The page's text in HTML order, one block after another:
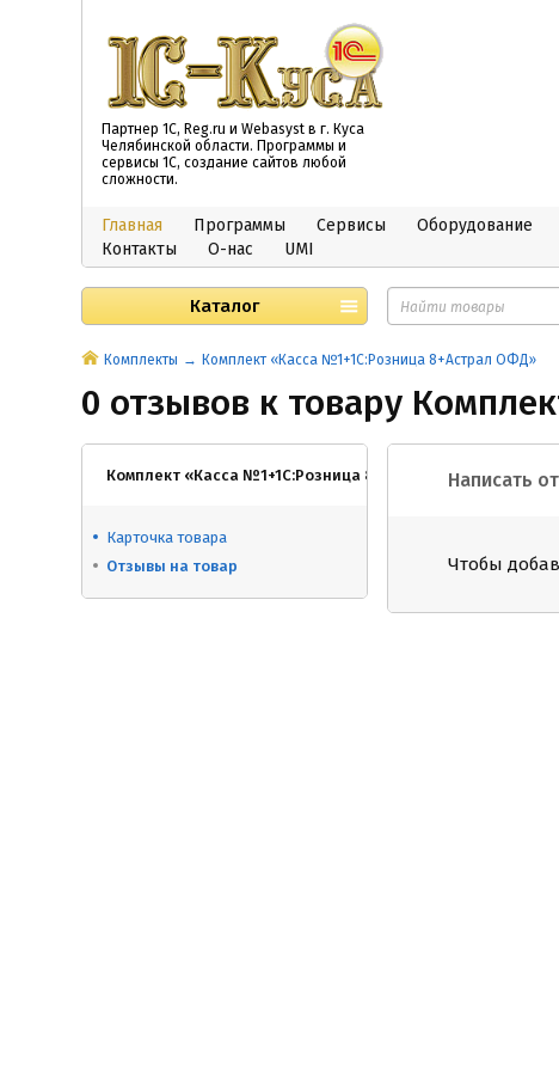
Партнер 1С, Reg.ru и Webasyst в г. Куса
Челябинской области. Программы и
сервисы 1С, создание сайтов любой
сложности.
Главная Программы Сервисы Оборудование
Контакты
О-нас UMI
Каталог
Комплекты Комплект «Касса №1+1С:Розница 8+Астрал ОФД»
0 отзывов к товару
Комплект «Касса №1+1С:Розница 8+Астрал ОФД»
Карточка товара
Отзывы на товар
Написать
Чтобы